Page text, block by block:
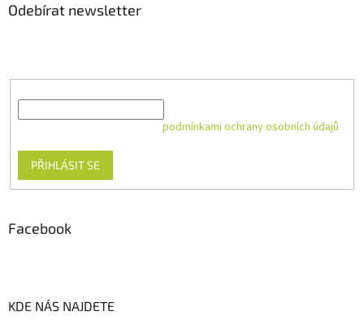
Odebírat newsletter
podmínkami ochrany osobních údajů
PŘIHLÁSIT SE
Facebook
KDE NÁS NAJDETE